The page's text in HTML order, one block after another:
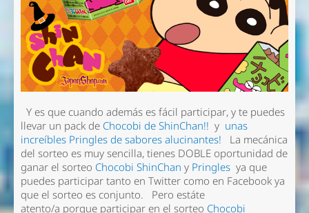
Y es que cuando además es fácil participar, y te puedes
llevar un pack de Chocobi de ShinChan!! y unas
increíbles Pringles de sabores alucinantes! La mecánica
del sorteo es muy sencilla, tienes DOBLE oportunidad de
ganar el sorteo Chocobi ShinChan y Pringles ya que
puedes participar tanto en Twitter como en Facebook ya
que el sorteo es conjunto. Pero estáte
atento/a porque participar en el sorteo Chocobi